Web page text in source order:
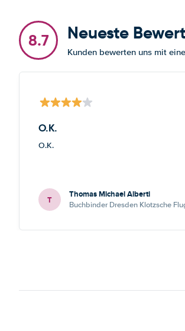
8.7 Neueste
Kunden bewerten uns mit
O.K.
O.K.
T Thomas Michael Alberti
Buchbinder Dresden Klotzsche